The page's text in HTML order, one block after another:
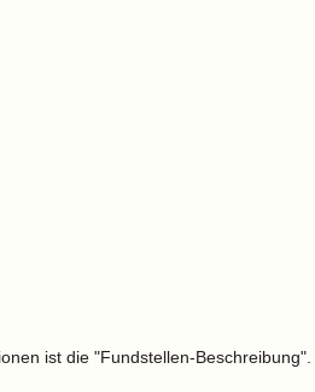
ist die "Fundstellen-